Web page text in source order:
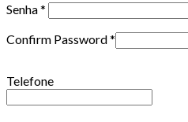
Senha*
Confirm Password*
Telefone